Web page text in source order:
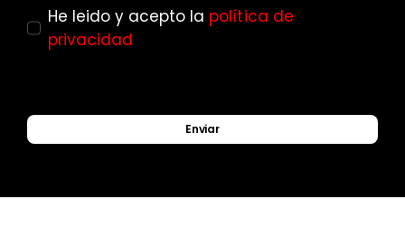
He leido y acepto la política de
privacidad
Enviar